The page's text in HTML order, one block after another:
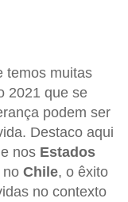
temos muitas
2021 que se
podem ser
Destaco aqui
e nos Estados
no Chile, o êxito
no contexto